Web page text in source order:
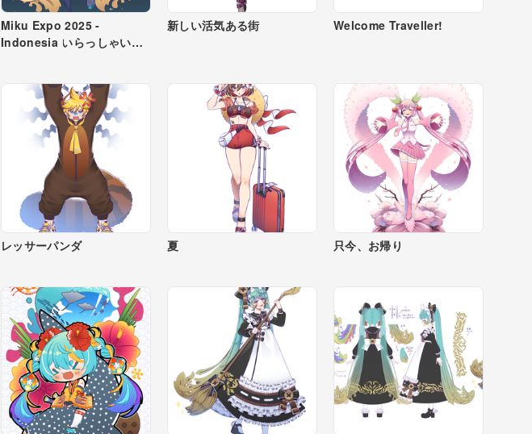
Miku Expo 2025 -
Indonesia いらっしゃいま
新しい活気ある街 Welcome Traveller!
レッサーパンダ 夏 只今、お帰り